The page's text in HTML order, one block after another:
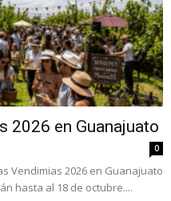
2026 en Guanajuato
0
Vendimias 2026 en Guanajuato
hasta al 18 de octubre....